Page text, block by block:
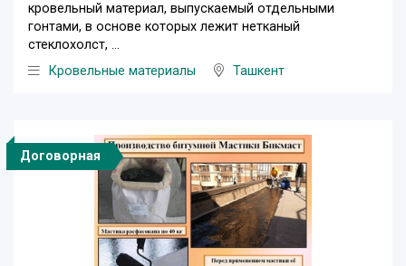
кровельный материал, выпускаемый отдельными
гонтами, в основе которых лежит нетканый
стеклохолст, ...
Кровельные материалы
Ташкент
Договорная